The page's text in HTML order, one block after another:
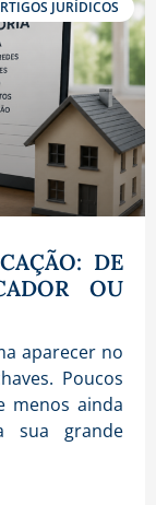
JURÍDICOS
DE
OU
aparecer no
Poucos
menos ainda
sua grande